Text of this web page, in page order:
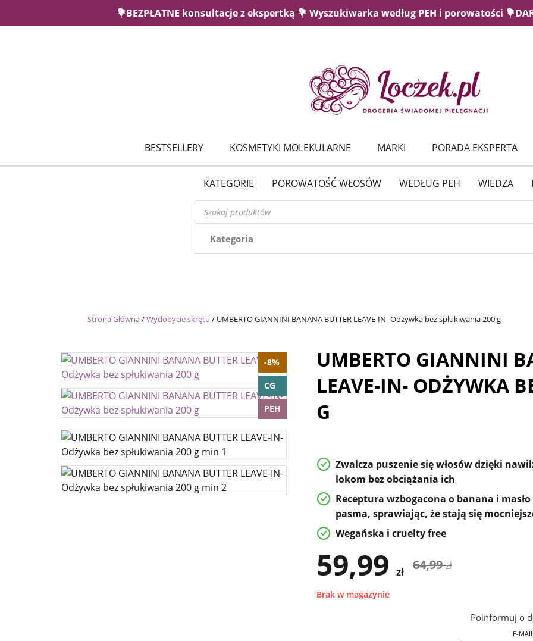
💐BEZPŁATNE konsultacje z ekspertką 💐 Wyszukiwarka według PEH i porowatości
BESTSELLERY KOSMETYKI MOLEKULARNE MARKI PORADA EKSPERTA
KATEGORIE POROWATOŚĆ WŁOSÓW WEDŁUG PEH WIEDZA
Wyszukiwarka
produktów
Strona Główna/Wydobycie skrętu / UMBERTO GIANNINI BANANA BUTTER LEAVE-IN- Odżywka bez spłukiwania 200 g
-8%
CG
PEH
UMBERTO GIANNINI
LEAVE-IN- ODŻYWKA
G
Zwalcza puszenie się włosów dzięki
lokom bez obciążania ich
Receptura wzbogacona o banana i masło
pasma, sprawiając, że stają się
Wegańska i cruelty free
59,99 zł 64,99zł
Brak w magazynie
Poinformuj o
E-